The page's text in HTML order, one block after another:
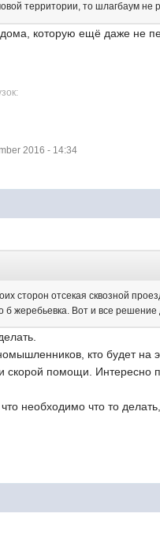
территории, то шлагбаум
которую ещё даже не
2016 - 14:34
сторон отсекая сквозной
б жеребьевка. Вот и все
кто будет
помощи. Интересно
необходимо что то